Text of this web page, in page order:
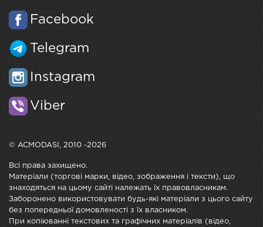
Facebook
Telegram
Instagram
Viber
© ACMODASI, 2010 -2026
Всі права захищено.
Матеріали (торгові марки, відео, зображення і тексти), що
знаходяться на цьому сайті належать їх правовласникам.
Заборонено використовувати будь-які матеріали з цього сайту
без попередньої домовленості з їх власником.
При копіюванні текстових та графічних матеріалів (відео,